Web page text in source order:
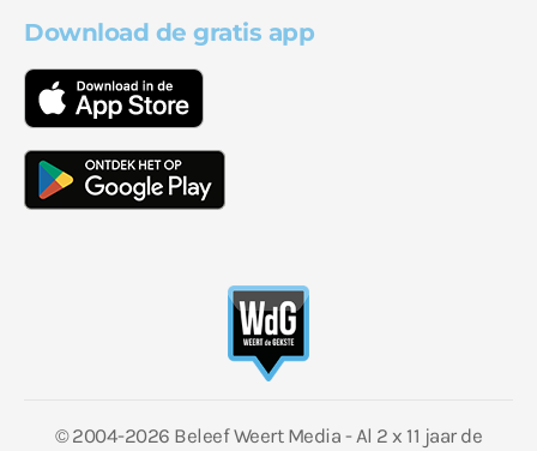
Download de gratis app
© 2004-2026 Beleef Weert Media - Al 2 x 11 jaar de